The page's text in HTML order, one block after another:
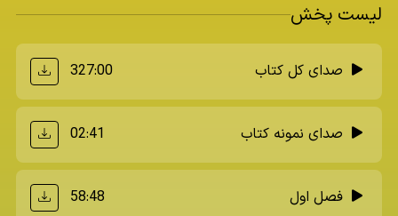
لیست پخش
صدای کل کتاب 327:00
صدای نمونه کتاب 02:41
فصل اول 58:48